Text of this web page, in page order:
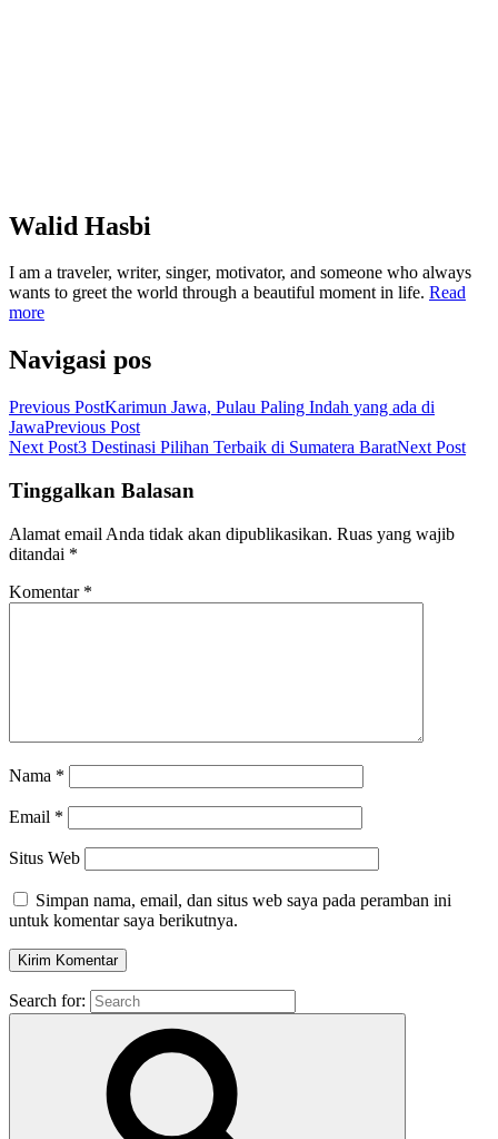
Walid Hasbi
I am a traveler, writer, singer, motivator, and someone who always
wants to greet the world through a beautiful moment in life. Read
more
Navigasi pos
Previous PostKarimun Jawa, Pulau Paling Indah yang ada di
JawaPrevious Post
Next Post3 Destinasi Pilihan Terbaik di Sumatera BaratNext Post
Tinggalkan Balasan
Alamat email Anda tidak akan dipublikasikan. Ruas yang wajib
ditandai *
Komentar *
Nama *
Email *
Situs Web
Simpan nama, email, dan situs web saya pada peramban ini
untuk komentar saya berikutnya.
Search for: